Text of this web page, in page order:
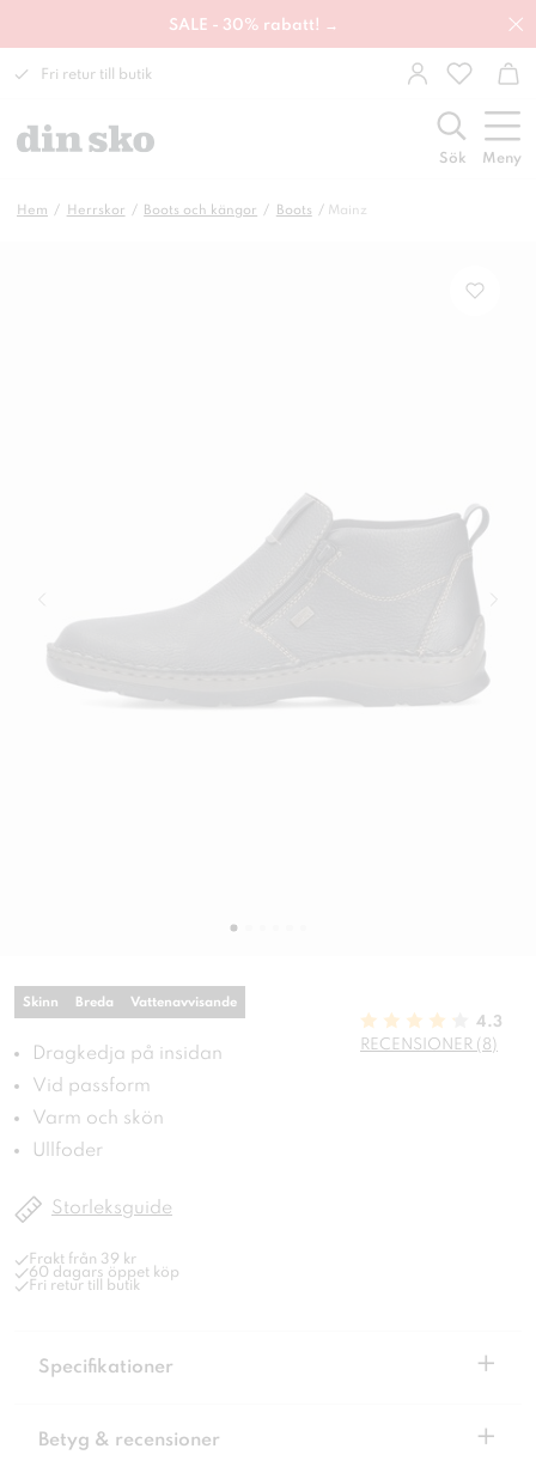
SALE - 30% rabatt! →
Fri retur till butik
Sök Meny
Hem Herrskor Boots och kängor Boots Mainz
Skinn Breda Vattenavvisande
Dragkedja på insidan
Vid passform
Varm och skön
Ullfoder
4.3
RECENSIONER (8)
Storleksguide
Frakt från 39 kr
60 dagars öppet köp
Fri retur till butik
Specifikationer +
Betyg & recensioner +